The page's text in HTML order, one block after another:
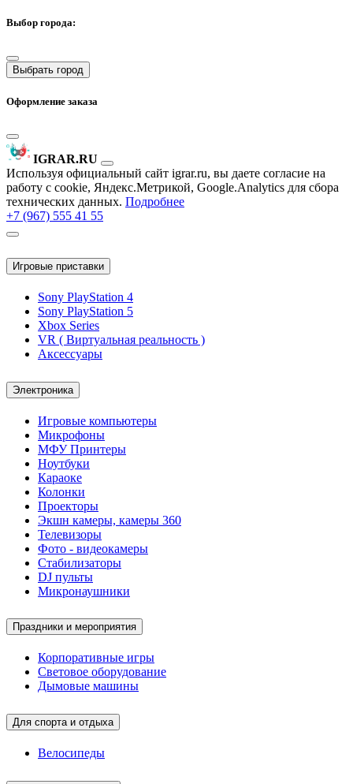
Выбор города:
Выбрать город
Оформление заказа
IGRAR.RU
Используя официальный сайт igrar.ru, вы даете согласие на
работу с cookie, Яндекс.Метрикой, Google.Analytics для сбора
технических данных. Подробнее
+7 (967) 555 41 55
Игровые приставки
Sony PlayStation 4
Sony PlayStation 5
Xbox Series
VR ( Виртуальная реальность )
Аксессуары
Электроника
Игровые компьютеры
Микрофоны
МФУ Принтеры
Ноутбуки
Караоке
Колонки
Проекторы
Экшн камеры, камеры 360
Телевизоры
Фото - видеокамеры
Стабилизаторы
DJ пульты
Микронаушники
Праздники и мероприятия
Корпоративные игры
Световое оборудование
Дымовые машины
Для спорта и отдыха
Велосипеды